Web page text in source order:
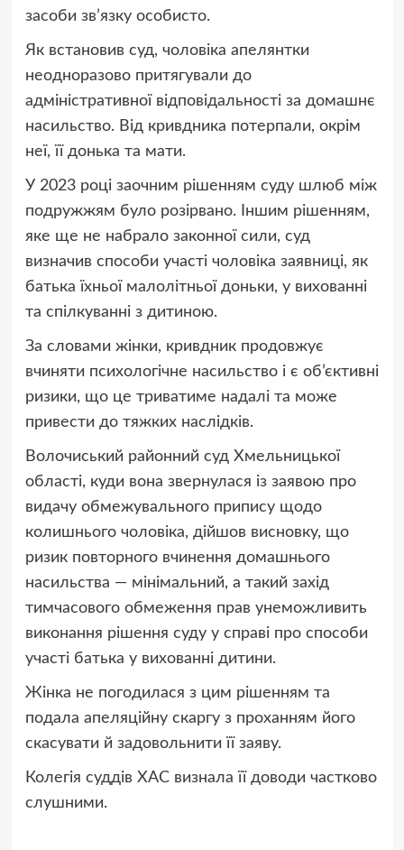
засоби зв’язку особисто.
Як встановив суд, чоловіка апелянтки
неодноразово притягували до
адміністративної відповідальності за домашнє
насильство. Від кривдника потерпали, окрім
неї, її донька та мати.
У 2023 році заочним рішенням суду шлюб між
подружжям було розірвано. Іншим рішенням,
яке ще не набрало законної сили, суд
визначив способи участі чоловіка заявниці, як
батька їхньої малолітньої доньки, у вихованні
та спілкуванні з дитиною.
За словами жінки, кривдник продовжує
вчиняти психологічне насильство і є об’єктивні
ризики, що це триватиме надалі та може
привести до тяжких наслідків.
Волочиський районний суд Хмельницької
області, куди вона звернулася із заявою про
видачу обмежувального припису щодо
колишнього чоловіка, дійшов висновку, що
ризик повторного вчинення домашнього
насильства — мінімальний, а такий захід
тимчасового обмеження прав унеможливить
виконання рішення суду у справі про способи
участі батька у вихованні дитини.
Жінка не погодилася з цим рішенням та
подала апеляційну скаргу з проханням його
скасувати й задовольнити її заяву.
Колегія суддів ХАС визнала її доводи частково
слушними.